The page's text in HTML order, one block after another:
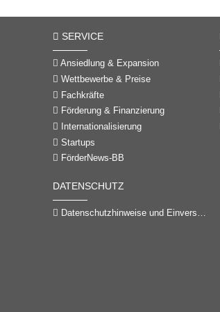
SERVICE
Ansiedlung & Expansion
Wettbewerbe & Preise
Fachkräfte
Förderung & Finanzierung
Internationalisierung
Startups
FörderNews-BB
DATENSCHUTZ
Datenschutzhinweise und Einverständniserklärungen